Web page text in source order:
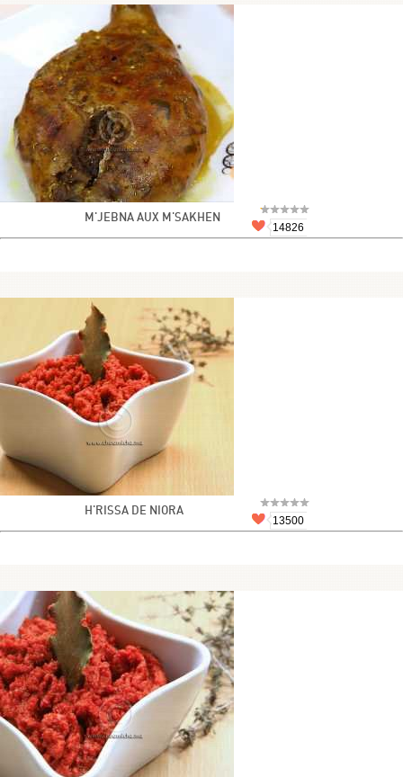
M'JEBNA AUX M'SAKHEN
14826
H'RISSA DE NIORA
13500